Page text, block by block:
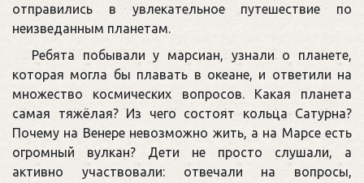
отправились в увлекательное путешествие по
неизведанным планетам.
Ребята побывали у марсиан, узнали о планете,
которая могла бы плавать в океане, и ответили на
множество космических вопросов. Какая планета
самая тяжёлая? Из чего состоят кольца Сатурна?
Почему на Венере невозможно жить, а на Марсе есть
огромный вулкан? Дети не просто слушали, а
активно участвовали: отвечали на вопросы,